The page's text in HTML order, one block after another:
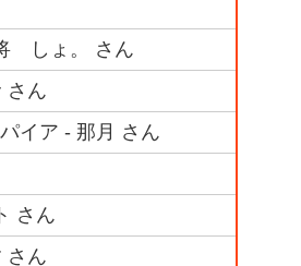
しょ。 さん
さん
イア - 那月 さん
さん
さん